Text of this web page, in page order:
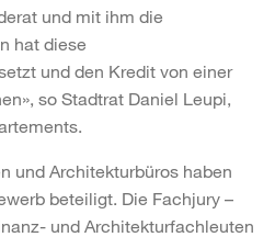
und mit ihm die
hat diese
und den Kredit von einer
so Stadtrat Daniel Leupi,
und Architekturbüros haben
beteiligt. Die Fachjury –
und Architekturfachleuten